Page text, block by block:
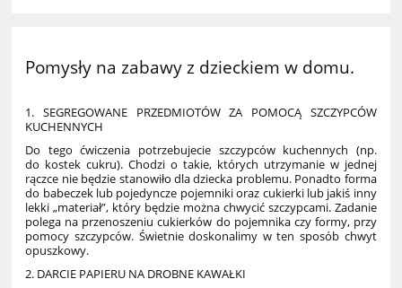
Pomysły na zabawy z dzieckiem w domu.
1. SEGREGOWANE PRZEDMIOTÓW ZA POMOCĄ SZCZYPCÓW
KUCHENNYCH
Do tego ćwiczenia potrzebujecie szczypców kuchennych (np.
do kostek cukru). Chodzi o takie, których utrzymanie w jednej
rączce nie będzie stanowiło dla dziecka problemu. Ponadto forma
do babeczek lub pojedyncze pojemniki oraz cukierki lub jakiś inny
lekki „materiał”, który będzie można chwycić szczypcami. Zadanie
polega na przenoszeniu cukierków do pojemnika czy formy, przy
pomocy szczypców. Świetnie doskonalimy w ten sposób chwyt
opuszkowy.
2. DARCIE PAPIERU NA DROBNE KAWAŁKI